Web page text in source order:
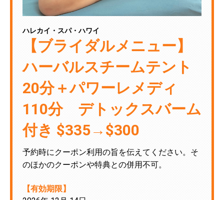
ハレカイ・スパ・ハワイ
【ブライダルメニュー】
ハーバルスチームテント
20分＋パワーレメディ
110分 デトックスバーム
付き $335→$300
予約時にクーポン利用の旨を伝えてください。そ
のほかのクーポンや特典との併用不可。
【有効期限】